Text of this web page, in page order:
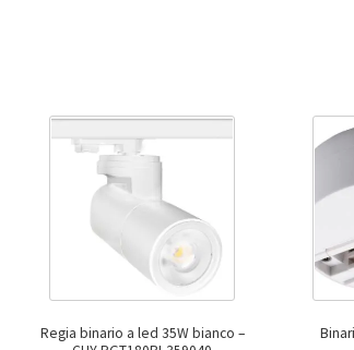
Regia binario a led 35W bianco –